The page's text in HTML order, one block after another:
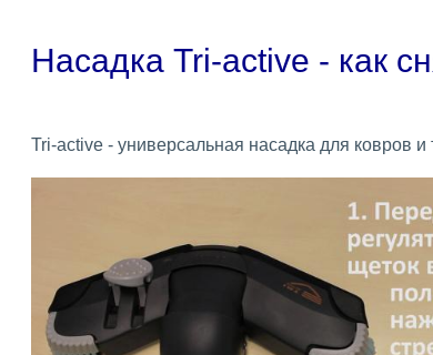
Насадка Tri-active - как
Tri-active - универсальная насадка для ковров и